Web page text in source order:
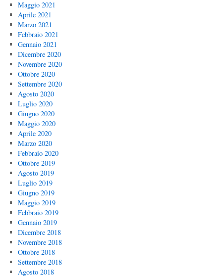
Maggio 2021
Aprile 2021
Marzo 2021
Febbraio 2021
Gennaio 2021
Dicembre 2020
Novembre 2020
Ottobre 2020
Settembre 2020
Agosto 2020
Luglio 2020
Giugno 2020
Maggio 2020
Aprile 2020
Marzo 2020
Febbraio 2020
Ottobre 2019
Agosto 2019
Luglio 2019
Giugno 2019
Maggio 2019
Febbraio 2019
Gennaio 2019
Dicembre 2018
Novembre 2018
Ottobre 2018
Settembre 2018
Agosto 2018